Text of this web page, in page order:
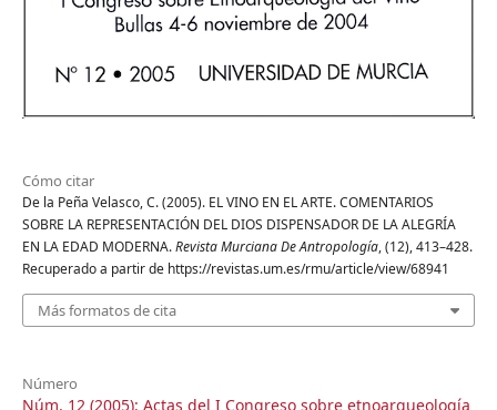
Cómo citar
De la Peña Velasco, C. (2005). EL VINO EN EL ARTE. COMENTARIOS
SOBRE LA REPRESENTACIÓN DEL DIOS DISPENSADOR DE LA ALEGRÍA
EN LA EDAD MODERNA.Revista Murciana De Antropología, (12), 413–428.
Recuperado a partir de https://revistas.um.es/rmu/article/view/68941
Más formatos de cita
Número
Núm. 12 (2005): Actas del I Congreso sobre etnoarqueología